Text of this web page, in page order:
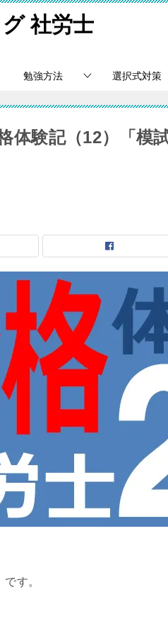
グ 社労士
勉強方法 選択式対策
体験記（12）「模
す。